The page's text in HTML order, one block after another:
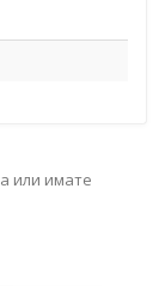
или имате